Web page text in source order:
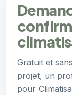
Gratuit et
projet, un
pour